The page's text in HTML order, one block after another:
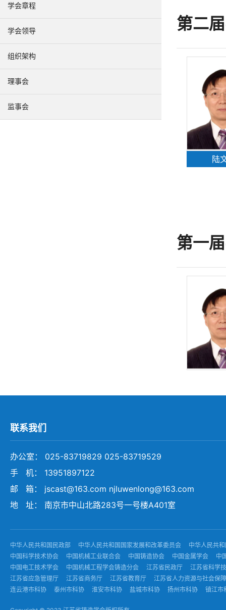
学会章程
学会领导
组织架构
理事会
监事会
第二
陆
第一
联系我们
办公室： 025-83719829 025-83719529
手 机： 13951897122
邮 箱： jscast@163.com njluwenlong@163.com
地 址： 南京市中山北路283号一号楼A401室
中华人民共和国民政部 中华人民共和国国家发展和改革委员会
中华人民共
中国科学技术协会
中国机械工业联合会 中国铸造协会 中国金属学会
中
中国电工技术学会
中国机械工程学会铸造分会 江苏省民政厅
江苏省科学
江苏省应急管理厅
江苏省商务厅 江苏省教育厅
江苏省人力资源与社会保
连云港市科协
泰州市科协 淮安市科协 盐城市科协 扬州市科协 镇江市